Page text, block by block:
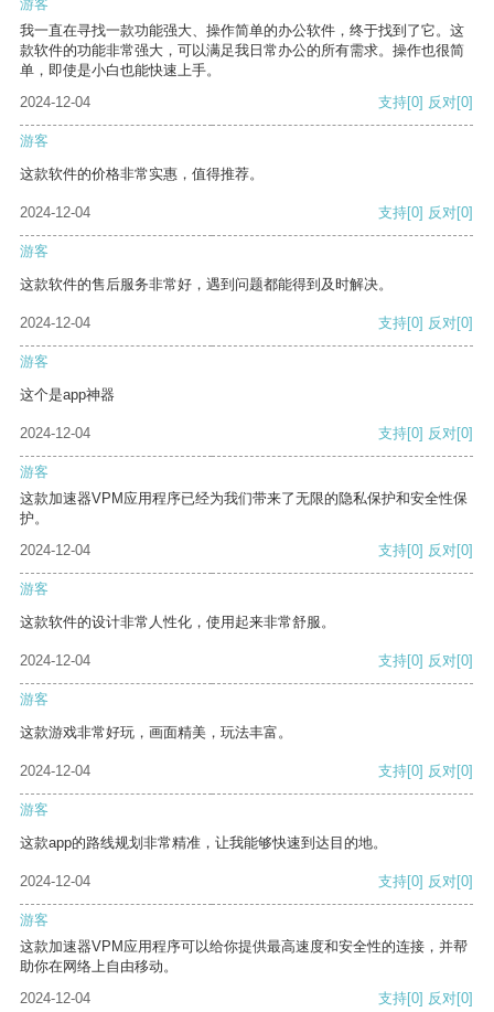
游客
我一直在寻找一款功能强大、操作简单的办公软件，终于找到了它。这
款软件的功能非常强大，可以满足我日常办公的所有需求。操作也很简
单，即使是小白也能快速上手。
2024-12-04
支持[0] 反对[0]
游客
这款软件的价格非常实惠，值得推荐。
2024-12-04 支持[0] 反对[0]
游客
这款软件的售后服务非常好，遇到问题都能得到及时解决。
2024-12-04 支持[0] 反对[0]
游客
这个是app神器
2024-12-04 支持[0] 反对[0]
游客
这款加速器VPM应用程序已经为我们带来了无限的隐私保护和安全性保
护。
2024-12-04
支持[0] 反对[0]
游客
这款软件的设计非常人性化，使用起来非常舒服。
2024-12-04 支持[0] 反对[0]
游客
这款游戏非常好玩，画面精美，玩法丰富。
2024-12-04 支持[0] 反对[0]
游客
这款app的路线规划非常精准，让我能够快速到达目的地。
2024-12-04 支持[0] 反对[0]
游客
这款加速器VPM应用程序可以给你提供最高速度和安全性的连接，并帮
助你在网络上自由移动。
2024-12-04
支持[0] 反对[0]